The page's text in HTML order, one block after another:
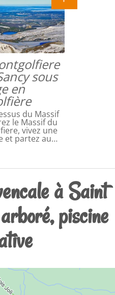
sous
en
du Massif
le Massif du
vivez une
et partez au…
à Saint
piscine